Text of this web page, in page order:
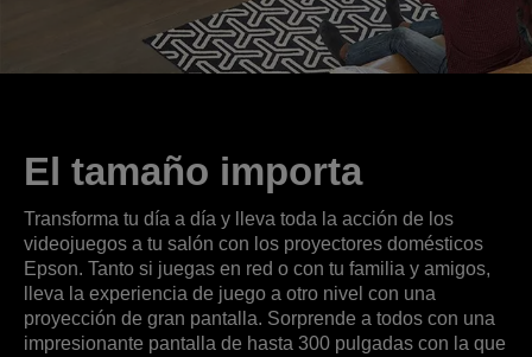
El tamaño importa
Transforma tu día a día y lleva toda la acción de los
videojuegos a tu salón con los proyectores domésticos
Epson. Tanto si juegas en red o con tu familia y amigos,
lleva la experiencia de juego a otro nivel con una
proyección de gran pantalla. Sorprende a todos con una
impresionante pantalla de hasta 300 pulgadas con la que